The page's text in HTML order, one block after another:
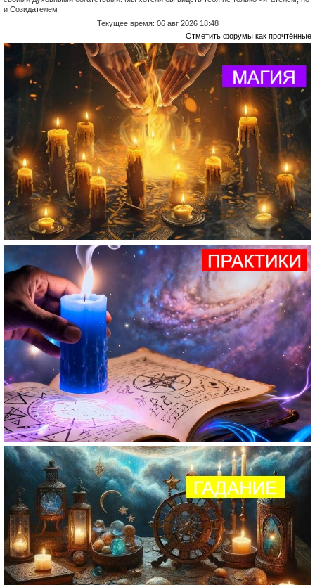
и Созидателем
Текущее время: 06 авг 2026 18:48
Отметить форумы как прочтённые